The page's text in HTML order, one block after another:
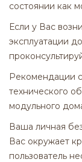
состоянии как
Если у Вас
эксплуатации
Рекомендации
технического
модульного
Ваша личная
Вас окружает
пользователь